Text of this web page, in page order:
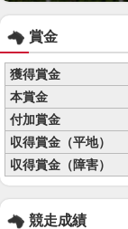
賞金
獲得賞金
本賞金
付加賞金
収得賞金（平地）
収得賞金（障害）
競走成績